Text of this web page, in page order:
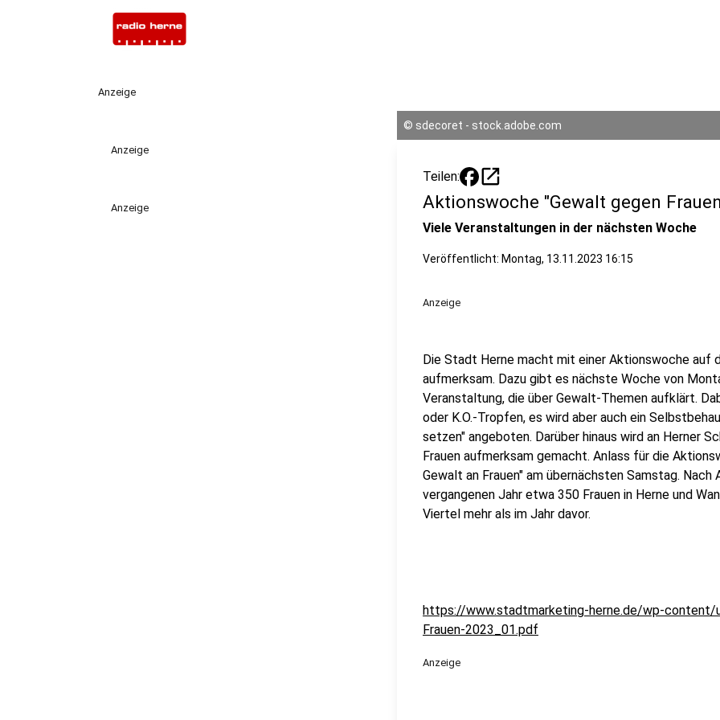
Anzeige
Anzeige
Anzeige
© sdecoret - stock.adobe.com
Teilen: open_in_new
Aktionswoche "Gewalt gegen
Viele Veranstaltungen in der nächsten Woche
Veröffentlicht: Montag, 13.11.2023 16:15
Anzeige
Die Stadt Herne macht mit einer Aktionswoche auf
aufmerksam. Dazu gibt es nächste Woche von
Veranstaltung, die über Gewalt-Themen aufklärt.
oder K.O.-Tropfen, es wird aber auch ein
setzen" angeboten. Darüber hinaus wird an Herner
Frauen aufmerksam gemacht. Anlass für die
Gewalt an Frauen" am übernächsten Samstag.
vergangenen Jahr etwa 350 Frauen in Herne und
Viertel mehr als im Jahr davor.
https://www.stadtmarketing-herne.de/wp-
Frauen-2023_01.pdf
Anzeige